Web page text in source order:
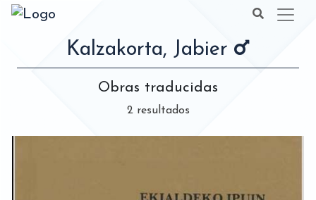
Kalzakorta, Jabier
Obras traducidas
2 resultados